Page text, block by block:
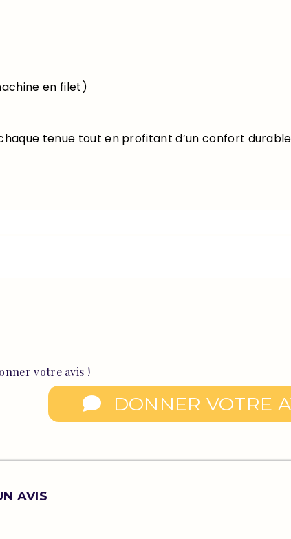
en filet)
tenue tout en profitant d’un confort
votre avis !
DONNER VOTRE
AVIS